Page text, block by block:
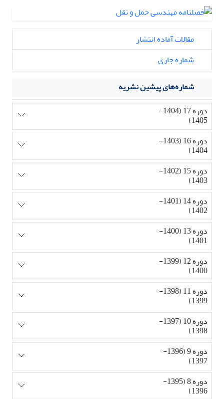
مقالات آماده انتشار
شماره جاری
شماره‌های پیشین نشریه
دوره 17 (1404-
1405)
دوره 16 (1403-
1404)
دوره 15 (1402-
1403)
دوره 14 (1401-
1402)
دوره 13 (1400-
1401)
دوره 12 (1399-
1400)
دوره 11 (1398-
1399)
دوره 10 (1397-
1398)
دوره 9 (1396-
1397)
دوره 8 (1395-
1396)